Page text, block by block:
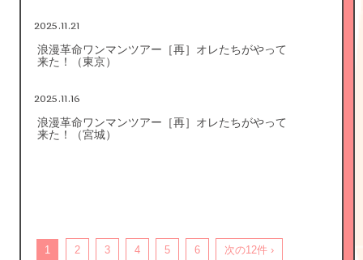
2025.11.21
浪漫革命ワンマンツアー［再］オレたちがやって
来た！（東京）
2025.11.16
浪漫革命ワンマンツアー［再］オレたちがやって
来た！（宮城）
1 2 3 4 5 6 次の12件 ›